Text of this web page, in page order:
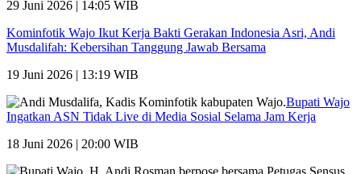
29 Juni 2026 | 14:05 WIB
Kominfotik Wajo Ikut Kerja Bakti Gerakan Indonesia Asri, Andi
Musdalifah: Kebersihan Tanggung Jawab Bersama
19 Juni 2026 | 13:19 WIB
Bupati Wajo
Ingatkan ASN Tidak Live di Media Sosial Selama Jam Kerja
18 Juni 2026 | 20:00 WIB